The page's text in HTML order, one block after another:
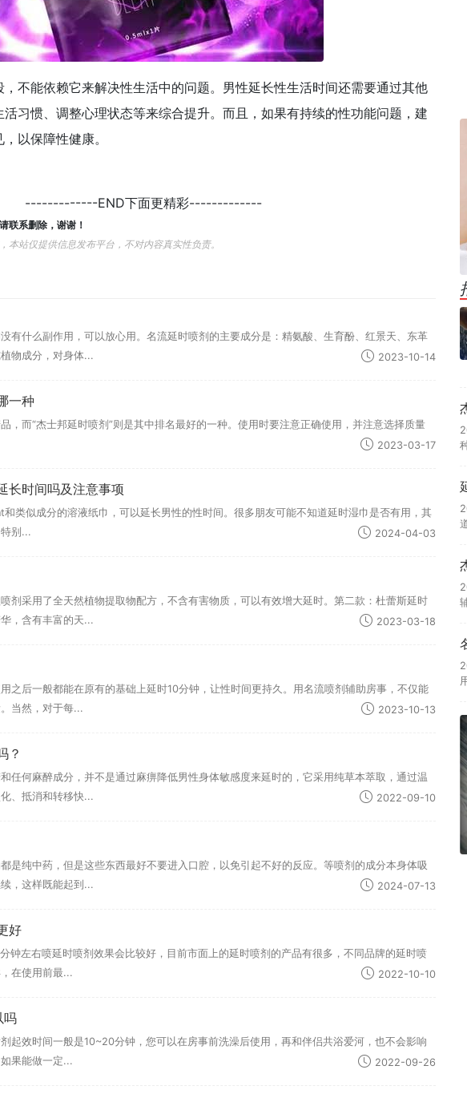
不能依赖它来解决性生活中的问题。男性延长性生活时间还需要通过其他
习惯、调整心理状态等来综合提升。而且，如果有持续的性功能问题，建
以保障性健康。
-------------END下面更精彩-------------
联系删除，谢谢！
本站仅提供信息发布平台，不对内容真实性负责。
有什么副作用，可以放心用。名流延时喷剂的主要成分是：精氨酸、生育酚、红景天、东革
物成分，对身体...
2023-10-14
一种
，而“杰士邦延时喷剂”则是其中排名最好的一种。使用时要注意正确使用，并注意选择质量
2023-03-17
长时间吗及注意事项
类似成分的溶液纸巾，可以延长男性的性时间。很多朋友可能不知道延时湿巾是否有用，其
别...
2024-04-03
剂采用了全天然植物提取物配方，不含有害物质，可以有效增大延时。第二款：杜蕾斯延时
，含有丰富的天...
2023-03-18
之后一般都能在原有的基础上延时10分钟，让性时间更持久。用名流喷剂辅助房事，不仅能
当然，对于每...
2023-10-13
？
任何麻醉成分，并不是通过麻痹降低男性身体敏感度来延时的，它采用纯草本萃取，通过温
、抵消和转移快...
2022-09-10
是纯中药，但是这些东西最好不要进入口腔，以免引起不好的反应。等喷剂的成分本身体吸
，这样既能起到...
2024-07-13
好
钟左右喷延时喷剂效果会比较好，目前市面上的延时喷剂的产品有很多，不同品牌的延时喷
在使用前最...
2022-10-10
吗
起效时间一般是10~20分钟，您可以在房事前洗澡后使用，再和伴侣共浴爱河，也不会影响
果能做一定...
2022-09-26